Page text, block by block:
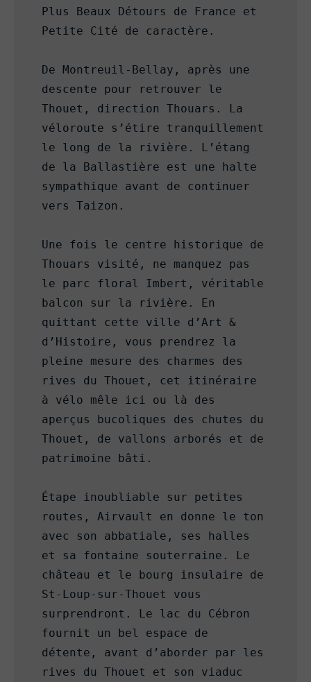
Plus Beaux Détours de France et
Petite Cité de caractère.
De Montreuil-Bellay, après une
descente pour retrouver le
Thouet, direction Thouars. La
véloroute s’étire tranquillement
le long de la rivière. L’étang
de la Ballastière est une halte
sympathique avant de continuer
vers Taizon.
Une fois le centre historique de
Thouars visité, ne manquez pas
le parc floral Imbert, véritable
balcon sur la rivière. En
quittant cette ville d’Art &
d’Histoire, vous prendrez la
pleine mesure des charmes des
rives du Thouet, cet itinéraire
à vélo mêle ici ou là des
aperçus bucoliques des chutes du
Thouet, de vallons arborés et de
patrimoine bâti.
Étape inoubliable sur petites
routes, Airvault en donne le ton
avec son abbatiale, ses halles
et sa fontaine souterraine. Le
château et le bourg insulaire de
St-Loup-sur-Thouet vous
surprendront. Le lac du Cébron
fournit un bel espace de
détente, avant d’aborder par les
rives du Thouet et son viaduc